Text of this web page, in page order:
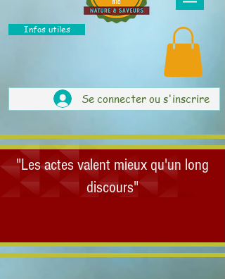
Infos utiles
Se connecter ou s'inscrire
"Les actes valent mieux qu'un long
discours"